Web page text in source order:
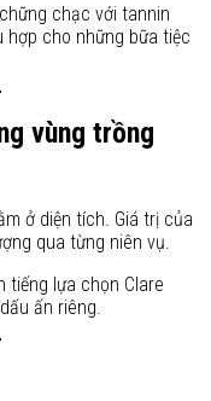
chạc với tannin
hợp cho những bữa tiệc
vùng trồng
ở diện tích. Giá trị của
qua từng niên vụ.
tiếng lựa chọn Clare
ấn riêng.